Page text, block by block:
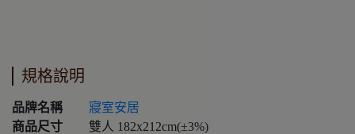
規格說明
品牌名稱
寢室安居
商品尺寸
雙人 182x212cm(±3%)